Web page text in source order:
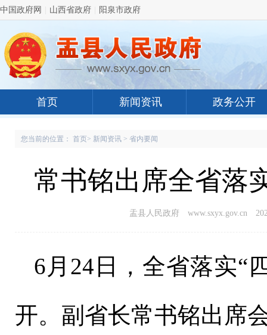
中国政府网 山西省政府 阳泉市政府
首页 新闻资讯 政务公开
您当前的位置： 首页> 新闻资讯 > 省内要闻
常书铭出席全省落
盂县人民政府 www.sxyx.gov.cn
6月24日，全省落实“
开。副省长常书铭出席